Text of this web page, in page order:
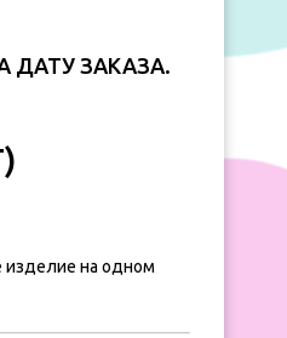
ДАТУ ЗАКАЗА.
изделие на одном